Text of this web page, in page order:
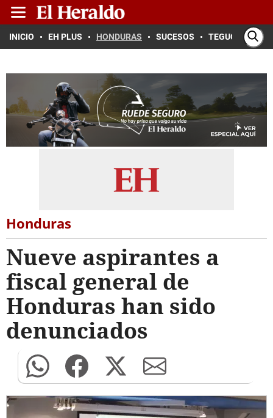
INICIO EH PLUS HONDURAS SUCESOS TEGUCIGALPA
Honduras
Nueve aspirantes a
fiscal general de
Honduras han sido
denunciados